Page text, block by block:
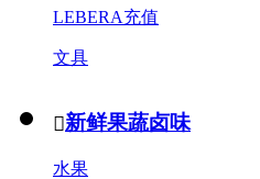
LEBERA充值
文具
新鲜果蔬卤味
水果